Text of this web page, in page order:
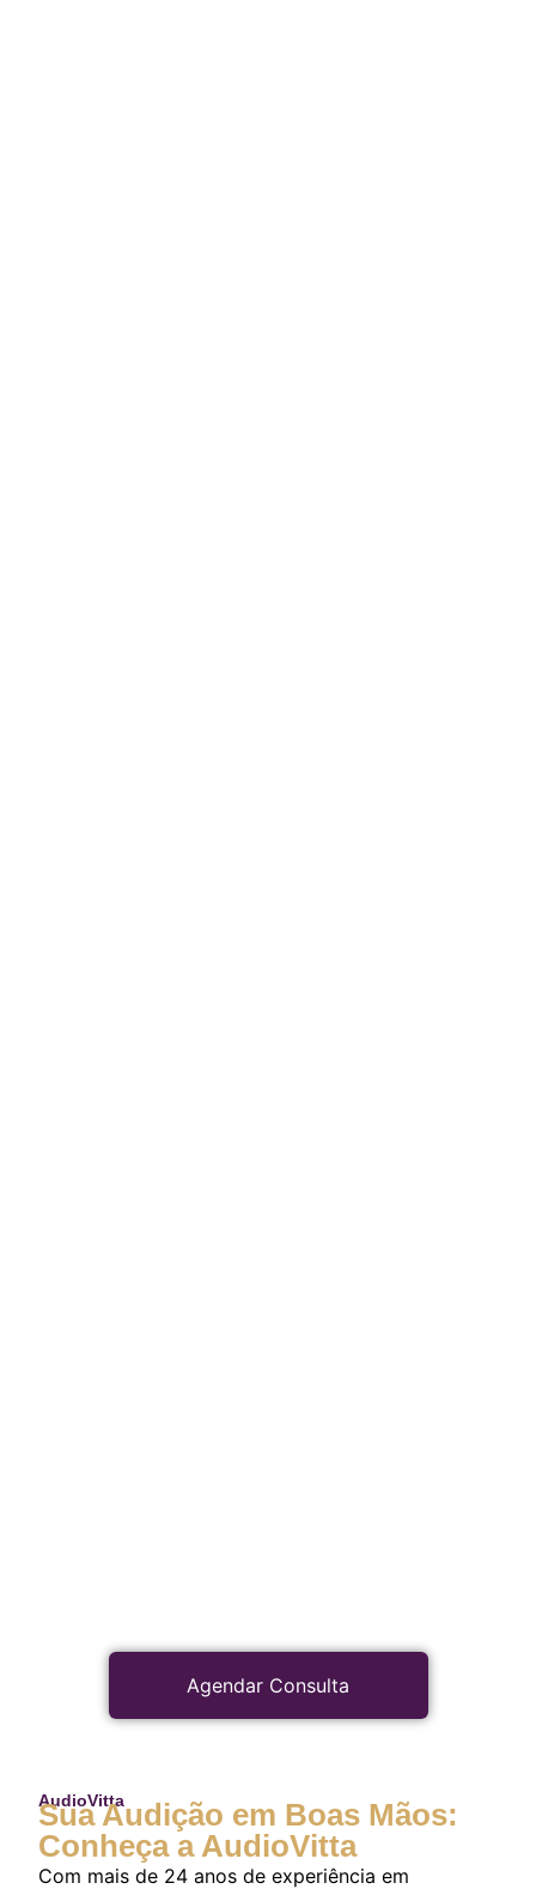
Agendar Consulta
AudioVitta
Sua Audição em Boas Mãos:
Conheça a AudioVitta
Com mais de 24 anos de experiência em